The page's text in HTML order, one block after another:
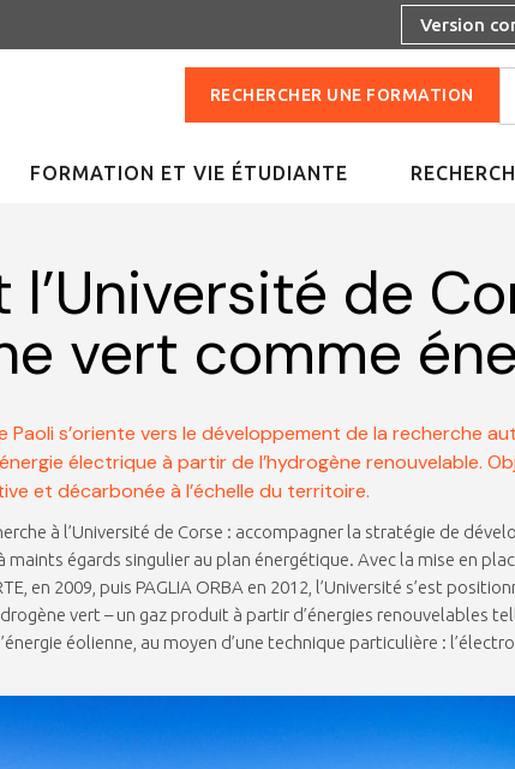
Version
RECHERCHER UNE FORMATION
FORMATION ET VIE ÉTUDIANTE
l’Université de
vert comme
Paoli s’oriente vers le développement de la recherche
électrique à partir de l’hydrogène renouvelable.
et décarbonée à l’échelle du territoire.
à l’Université de Corse : accompagner la stratégie de
égards singulier au plan énergétique. Avec la mise en
en 2009, puis PAGLIA ORBA en 2012, l’Université s’est
vert – un gaz produit à partir d’énergies renouvelables
éolienne, au moyen d’une technique particulière :